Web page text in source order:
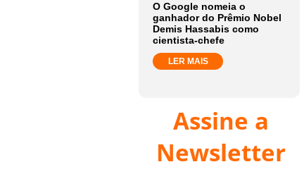
O Google nomeia o
ganhador do Prêmio Nobel
Demis Hassabis como
cientista-chefe
LER MAIS
Assine a
Newsletter